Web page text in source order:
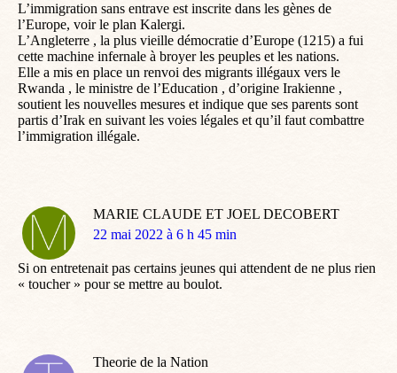
L’immigration sans entrave est inscrite dans les gènes de
l’Europe, voir le plan Kalergi.
L’Angleterre , la plus vieille démocratie d’Europe (1215) a fui
cette machine infernale à broyer les peuples et les nations.
Elle a mis en place un renvoi des migrants illégaux vers le
Rwanda , le ministre de l’Education , d’origine Irakienne ,
soutient les nouvelles mesures et indique que ses parents sont
partis d’Irak en suivant les voies légales et qu’il faut combattre
l’immigration illégale.
MARIE CLAUDE ET JOEL DECOBERT
dit
22 mai 2022 à 6 h 45 min
Si on entretenait pas certains jeunes qui attendent de ne plus rien
« toucher » pour se mettre au boulot.
Theorie de la Nation